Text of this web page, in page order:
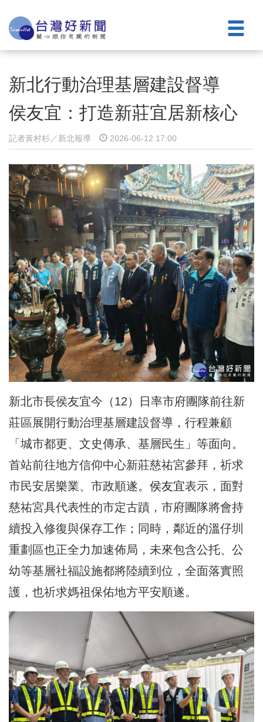
新北行動治理基層建設督導
侯友宜：打造新莊宜居新核心
記者黃村杉／新北報導 2026-06-12 17:00
新北市長侯友宜今（12）日率市府團隊前往新
莊區展開行動治理基層建設督導，行程兼顧
「城市都更、文史傳承、基層民生」等面向。
首站前往地方信仰中心新莊慈祐宮參拜，祈求
市民安居樂業、市政順遂。 侯友宜表示，面對
慈祐宮具代表性的市定古蹟，市府團隊將會持
續投入修復與保存工作；同時，鄰近的溫仔圳
重劃區也正全力加速佈局，未來包含公托、公
幼等基層社福設施都將陸續到位，全面落實照
護，也祈求媽祖保佑地方平安順遂。